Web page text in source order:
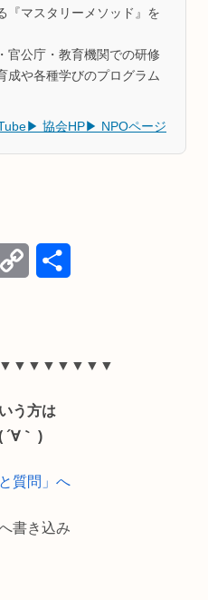
『マスタリーメソッド』を
官公庁・教育機関での研修
成や各種学びのプログラム
▶ 協会HP▶ NPOページ
y
i
う方は
´∀｀ )
質問」へ
書き込み